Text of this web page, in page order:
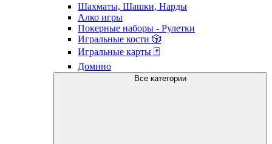
Шахматы, Шашки, Нарды
Алко игры
Покерные наборы - Рулетки
Игральные кости 🎲
Игральные карты 🃏
Домино
Все категории